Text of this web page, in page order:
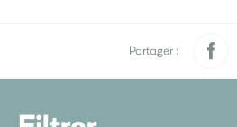
Partager :